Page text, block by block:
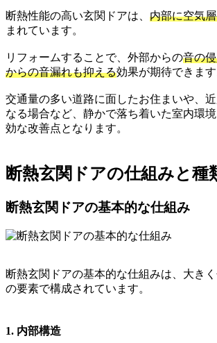
断熱性能の高い玄関ドアは、 内部に空気
まれています。
リフォームすることで、外部からの音の
からの音漏れも抑える効果が期待できます
交通量の多い道路に面したお住まいや、
なる場合など、静かで落ち着いた室内環
効な改善点となります。
断熱玄関ドアの仕組みと種
断熱玄関ドアの基本的な仕組み
断熱玄関ドアの基本的な仕組みは、大き
の要素で構成されています。
1. 内部構造